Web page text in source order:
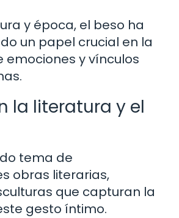
y época, el beso ha
un papel crucial en la
emociones y vínculos
la literatura y el
tema de
obras literarias,
que capturan la
gesto íntimo.